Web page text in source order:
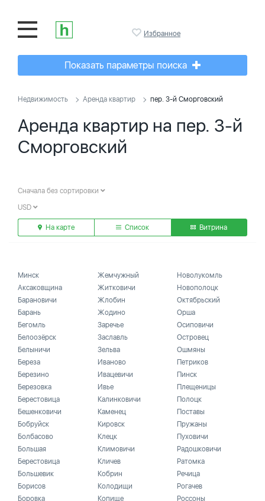
Избранное
Показать параметры поиска
Недвижимость Аренда квартир пер. 3-й Сморговский
Аренда квартир на пер. 3-й
Сморговский
Сначала без сортировки
USD
На карте Список Витрина
Минск
Аксаковщина
Барановичи
Барань
Бегомль
Белоозёрск
Белыничи
Береза
Березино
Березовка
Берестовица
Бешенковичи
Бобруйск
Болбасово
Большая
Берестовица
Большевик
Борисов
Боровка
Жемчужный
Житковичи
Жлобин
Жодино
Заречье
Заславль
Зельва
Иваново
Ивацевичи
Ивье
Калинковичи
Каменец
Кировск
Клецк
Климовичи
Кличев
Кобрин
Колодищи
Копище
Новолукомль
Новополоцк
Октябрьский
Орша
Осиповичи
Островец
Ошмяны
Петриков
Пинск
Плещеницы
Полоцк
Поставы
Пружаны
Пуховичи
Радошковичи
Ратомка
Речица
Рогачев
Россоны